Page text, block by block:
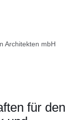
Architekten mbH
für den